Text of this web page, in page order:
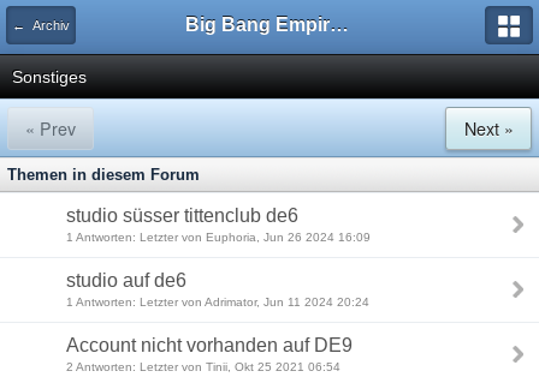
← Archiv Big Bang Empire - Forum
Sonstiges
« Prev Next »
Themen in diesem Forum
studio süsser tittenclub de6
1 Antworten: Letzter von Euphoria, Jun 26 2024 16:09
studio auf de6
1 Antworten: Letzter von Adrimator, Jun 11 2024 20:24
Account nicht vorhanden auf DE9
2 Antworten: Letzter von Tinii, Okt 25 2021 06:54